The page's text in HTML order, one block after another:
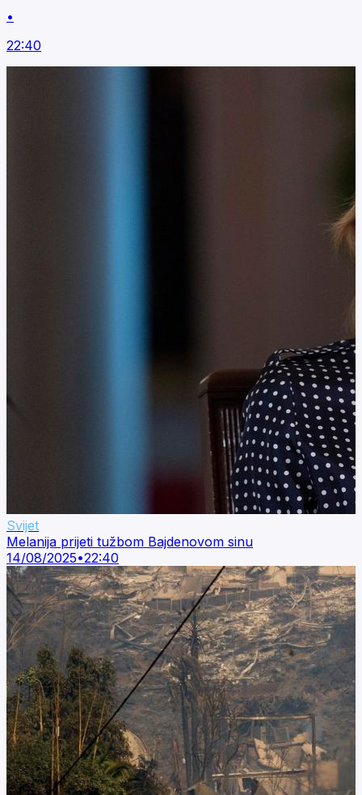
•
22:40
Svijet
Melanija prijeti tužbom Bajdenovom sinu
14/08/2025•22:40